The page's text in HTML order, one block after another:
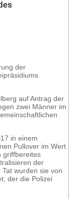
der
auf Antrag der
zwei Männer im
in einem
Pullover im Wert
griffbereites
der
wurden sie von
der die Polizei